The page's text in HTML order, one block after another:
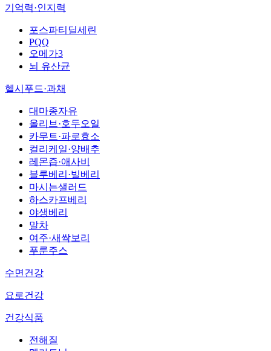
기억력·인지력
포스파티딜세린
PQQ
오메가3
뇌 유산균
헬시푸드·과채
대마종자유
올리브·호두오일
카무트·파로효소
컬리케일·양배추
레몬즙·애사비
블루베리·빌베리
마시는샐러드
하스카프베리
야생베리
말차
여주·새싹보리
푸룬주스
수면건강
요로건강
건강식품
전해질